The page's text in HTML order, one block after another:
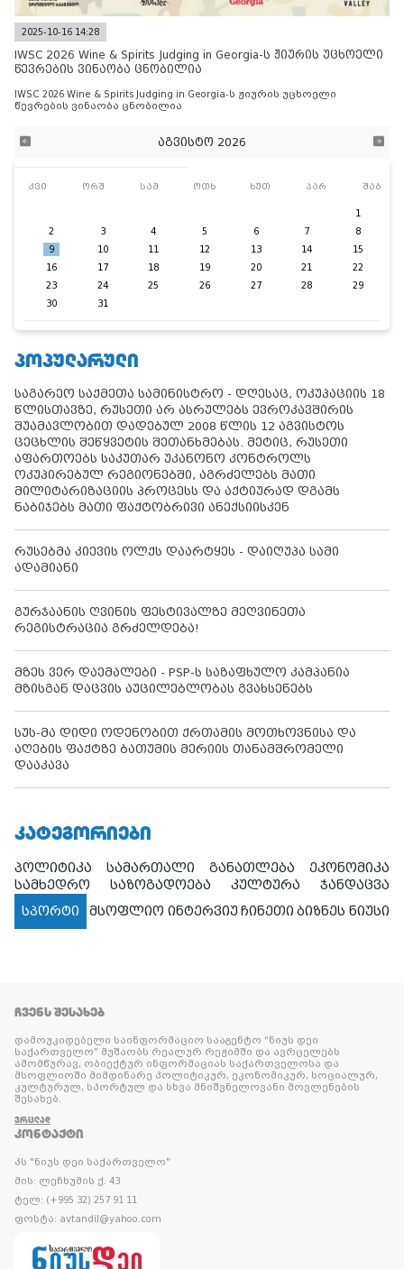
2025-10-16 14:28
IWSC 2026 Wine & Spirits Judging in Georgia-ს ჟიურის უცხოელი
წევრების ვინაობა ცნობილია
IWSC 2026 Wine & Spirits Judging in Georgia-ს ჟიურის უცხოელი
წევრების ვინაობა ცნობილია
აგვისტო 2026
კვი ორშ სამ ოთხ ხუთ პარ შაბ
1
2
3 4 5 6 7
8
9
10 11 12 13 14
15
16
17 18 19 20 21
22
23
24 25 26 27 28
29
30
31
ᲞᲝᲞᲣᲚᲐᲠᲣᲚᲘ
საგარეო საქმეთა სამინისტრო - დღესაც, ოკუპაციის 18
წლისთავზე, რუსეთი არ ასრულებს ევროკავშირის
შუამავლობით დადებულ 2008 წლის 12 აგვისტოს
ცეცხლის შეწყვეტის შეთანხმებას. მეტიც, რუსეთი
აფართოებს საკუთარ უკანონო კონტროლს
ოკუპირებულ რეგიონებში, აგრძელებს მათი
მილიტარიზაციის პროცესს და აქტიურად დგამს
ნაბიჯებს მათი ფაქტობრივი ანექსიისკენ
რუსებმა კიევის ოლქს დაარტყეს - დაიღუპა სამი
ადამიანი
გურჯაანის ღვინის ფესტივალზე მეღვინეთა
რეგისტრაცია გრძელდება!
მზეს ვერ დაემალები - PSP-ს საზაფხულო კამპანია
მზისგან დაცვის აუცილებლობას გვახსენებს
სუს-მა დიდი ოდენობით ქრთამის მოთხოვნისა და
აღების ფაქტზე ბათუმის მერიის თანამშრომელი
დააკავა
ᲙᲐᲢᲔᲒᲝᲠᲘᲔᲑᲘ
პოლიტიკა სამართალი განათლება
ეკონომიკა
სამხედრო
საზოგადოება კულტურა
ჯანდაცვა
სპორტი
მსოფლიო ინტერვიუ ჩინეთი ბიზნეს ნიუსი
ᲩᲕᲔᲜᲡ ᲨᲔᲡᲐᲮᲔᲑ
დამოუკიდებელი საინფორმაციო სააგენტო “ნიუს დეი
საქართველო” მუშაობს რეალურ რეჟიმში და ავრცელებს
ამომწურავ, ობიექტურ ინფორმაციას საქართველოსა და
მსოფლიოში მიმდინარე პოლიტიკურ, ეკონომიკურ, სოციალურ,
კულტურულ, სპორტულ და სხვა მნიშვნელოვანი მოვლენების
შესახებ.
ᲕᲠᲪᲚᲐᲓ
ᲙᲝᲜᲢᲐᲥᲢᲘ
პს "ნიუს დეი საქართველო"
მის: ლეჩხუმის ქ. 43
ტელ: (+995 32) 257 91 11
ფოსტა: avtandil@yahoo.com